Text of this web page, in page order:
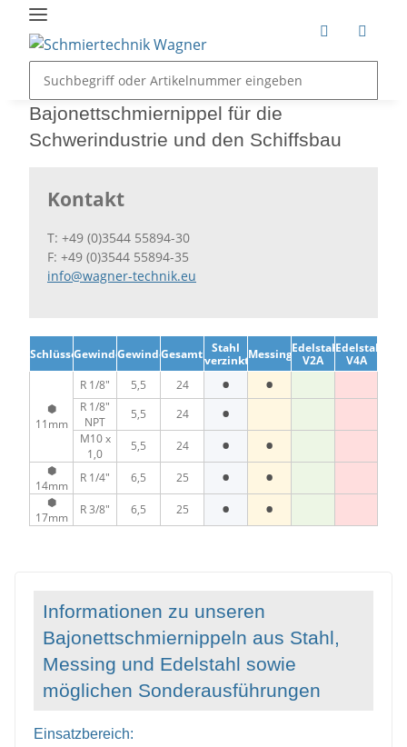
Bajonettschmiernippel für die
Schwerindustrie und den Schiffsbau
Kontakt
T: +49 (0)3544 55894-30
F: +49 (0)3544 55894-35
info@wagner-technik.eu
Schlüsselweite
GewindeGewindelängeGesamtlänge
Stahl
verzinktMessingEdelstahl
V2A
Edelstahl
V4A
⬢
11mm
R 1/8" 5,5 24 • •
R 1/8"
NPT
5,5 24 •
M10 x
1,0
5,5 24 • •
⬢
14mm
R 1/4" 6,5 25 • •
⬢
17mm
R 3/8" 6,5 25 • •
Informationen zu unseren
Bajonettschmiernippeln aus Stahl,
Messing und Edelstahl sowie
möglichen Sonderausführungen
Einsatzbereich: